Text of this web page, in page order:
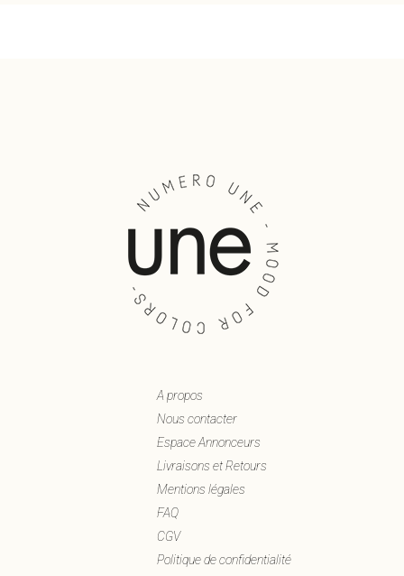
A propos
Nous contacter
Espace Annonceurs
Livraisons et Retours
Mentions légales
FAQ
CGV
Politique de confidentialité